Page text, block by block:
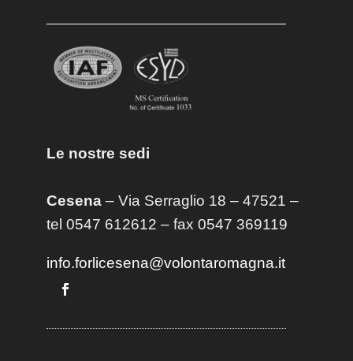
Le nostre sedi
Cesena– Via Serraglio 18 – 47521 –
tel 0547 612612 – fax 0547 369119
info.forlicesena@volontaromagna.it